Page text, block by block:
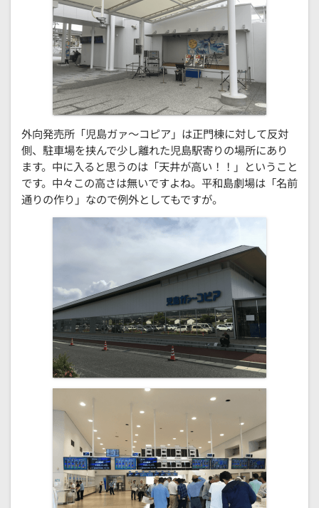
外向発売所「児島ガァ～コピア」は正門棟に対して反対
側、駐車場を挟んで少し離れた児島駅寄りの場所にあり
ます。中に入ると思うのは「天井が高い！！」ということ
です。中々この高さは無いですよね。平和島劇場は「名前
通りの作り」なので例外としてもですが。